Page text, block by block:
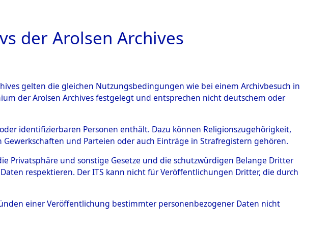
ÜBERSICHT BILD
- Junkersdorf→0001
der Arolsen Archives
gelten die gleichen Nutzungsbedingungen wie bei einem Archivbesuch in
der Arolsen Archives festgelegt und entsprechen nicht deutschem oder
identifizierbaren Personen enthält. Dazu können Religionszugehörigkeit,
und Parteien oder auch Einträge in Strafregistern gehören.
Privatsphäre und sonstige Gesetze und die schutzwürdigen Belange Dritter
respektieren. Der ITS kann nicht für Veröffentlichungen Dritter, die durch
einer Veröffentlichung bestimmter personenbezogener Daten nicht